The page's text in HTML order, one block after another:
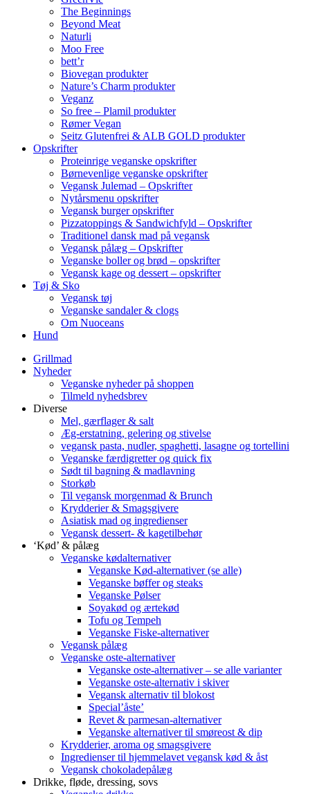
The Beginnings
Beyond Meat
Naturli
Moo Free
bett’r
Biovegan produkter
Nature’s Charm produkter
Veganz
So free – Plamil produkter
Rømer Vegan
Seitz Glutenfrei & ALB GOLD produkter
Opskrifter
Proteinrige veganske opskrifter
Børnevenlige veganske opskrifter
Vegansk Julemad – Opskrifter
Nytårsmenu opskrifter
Vegansk burger opskrifter
Pizzatoppings & Sandwichfyld – Opskrifter
Traditionel dansk mad på vegansk
Vegansk pålæg – Opskrifter
Veganske boller og brød – opskrifter
Vegansk kage og dessert – opskrifter
Tøj & Sko
Vegansk tøj
Veganske sandaler & clogs
Om Nuoceans
Hund
Grillmad
Nyheder
Veganske nyheder på shoppen
Tilmeld nyhedsbrev
Diverse
Mel, gærflager & salt
Æg-erstatning, gelering og stivelse
vegansk pasta, nudler, spaghetti, lasagne og tortellini
Veganske færdigretter og quick fix
Sødt til bagning & madlavning
Storkøb
Til vegansk morgenmad & Brunch
Krydderier & Smagsgivere
Asiatisk mad og ingredienser
Vegansk dessert- & kagetilbehør
‘Kød’ & pålæg
Veganske kødalternativer
Veganske Kød-alternativer (se alle)
Veganske bøffer og steaks
Veganske Pølser
Soyakød og ærtekød
Tofu og Tempeh
Veganske Fiske-alternativer
Vegansk pålæg
Veganske oste-alternativer
Veganske oste-alternativer – se alle varianter
Veganske oste-alternativ i skiver
Vegansk alternativ til blokost
Special’åste’
Revet & parmesan-alternativer
Veganske alternativer til smøreost & dip
Krydderier, aroma og smagsgivere
Ingredienser til hjemmelavet vegansk kød & åst
Vegansk chokoladepålæg
Drikke, fløde, dressing, sovs